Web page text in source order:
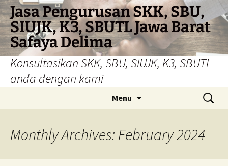
Skip
to
content
Jasa Pengurusan SKK, SBU,
SIUJK, K3, SBUTL Jawa Barat
Safaya Delima
Konsultasikan SKK, SBU, SIUJK, K3, SBUTL
anda dengan kami
Menu
Search
for:
Monthly Archives: February 2024